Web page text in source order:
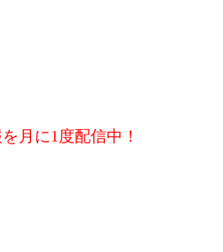
月に1度配信中！